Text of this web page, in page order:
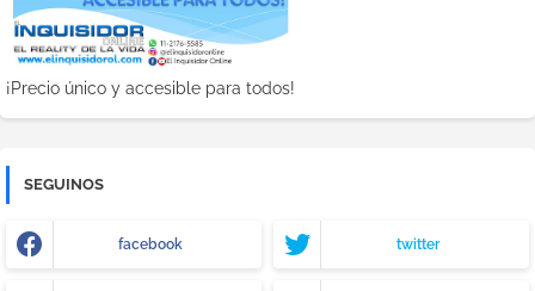
¡Precio único y accesible para todos!
SEGUINOS
facebook twitter